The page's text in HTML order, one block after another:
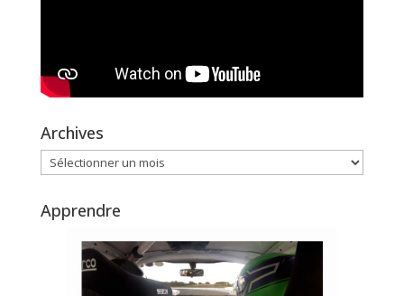
Archives
Archives
Apprendre